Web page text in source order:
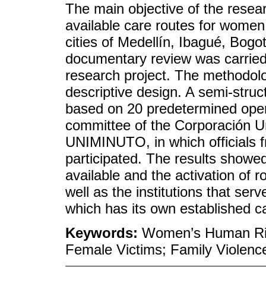
The main objective of the
available care routes for
cities of Medellín, Ibagué,
documentary review was
research project. The
descriptive design. A semi-
based on 20 predetermined
committee of the Corporación
UNIMINUTO, in which officials
participated. The results
available and the activation of
well as the institutions that
which has its own established
Keywords: Women’s Human
Female Victims; Family